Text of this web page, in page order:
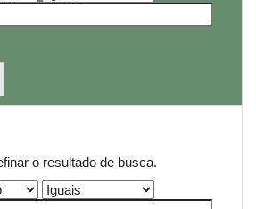
o resultado de busca.